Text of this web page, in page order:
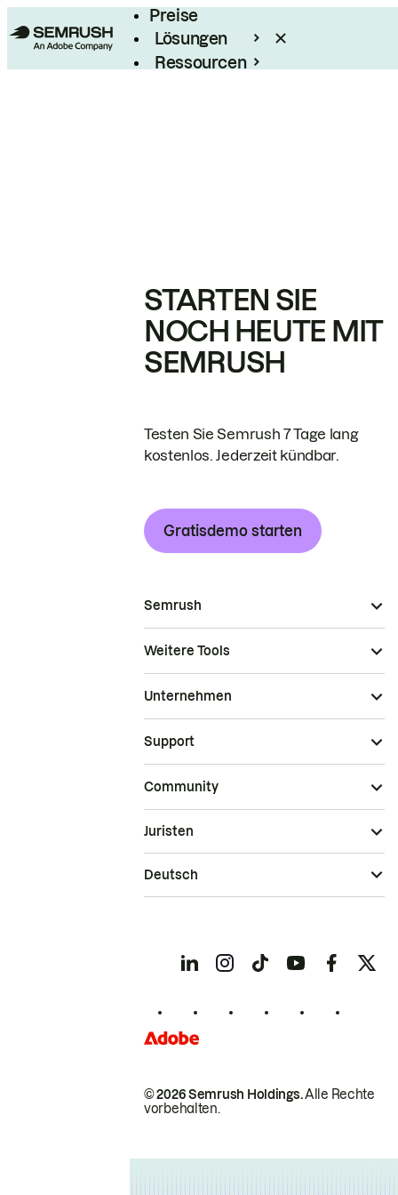
Preise
Lösungen
Ressourcen
STARTEN SIE
NOCH HEUTE MIT
SEMRUSH
Testen Sie Semrush 7 Tage lang
kostenlos. Jederzeit kündbar.
Gratisdemo starten
Semrush
Weitere Tools
Unternehmen
Support
Community
© 2026 Semrush Holdings.Alle Rechte
vorbehalten.
Juristen
Deutsch